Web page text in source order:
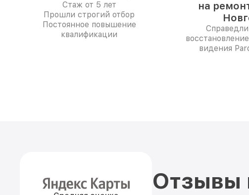
Стаж от 5 лет
Прошли строгий отбор
Постоянное повышение
квалификации
на
видения
Отзывы